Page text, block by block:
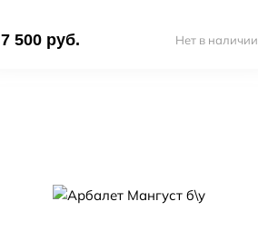
7 500 руб. Нет в наличии